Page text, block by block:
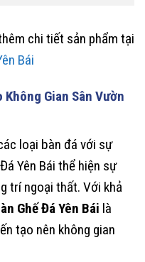
chi tiết sản phẩm tại
Bái
Không Gian Sân Vườn
loại bàn đá với sự
Yên Bái thể hiện sự
trí ngoại thất. Với khả
Ghế Đá Yên Bái là
tạo nên không gian